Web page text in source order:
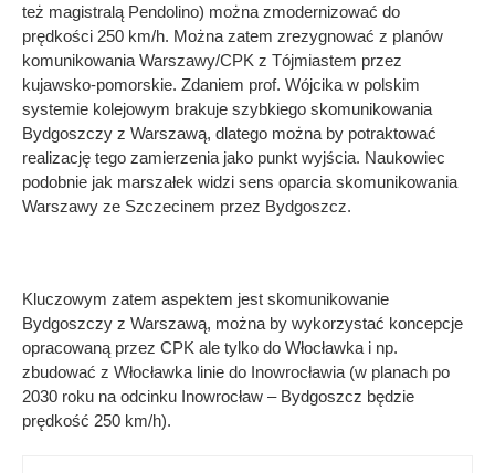
też magistralą Pendolino) można zmodernizować do
prędkości 250 km/h. Można zatem zrezygnować z planów
komunikowania Warszawy/CPK z Tójmiastem przez
kujawsko-pomorskie. Zdaniem prof. Wójcika w polskim
systemie kolejowym brakuje szybkiego skomunikowania
Bydgoszczy z Warszawą, dlatego można by potraktować
realizację tego zamierzenia jako punkt wyjścia. Naukowiec
podobnie jak marszałek widzi sens oparcia skomunikowania
Warszawy ze Szczecinem przez Bydgoszcz.
Kluczowym zatem aspektem jest skomunikowanie
Bydgoszczy z Warszawą, można by wykorzystać koncepcje
opracowaną przez CPK ale tylko do Włocławka i np.
zbudować z Włocławka linie do Inowrocławia (w planach po
2030 roku na odcinku Inowrocław – Bydgoszcz będzie
prędkość 250 km/h).